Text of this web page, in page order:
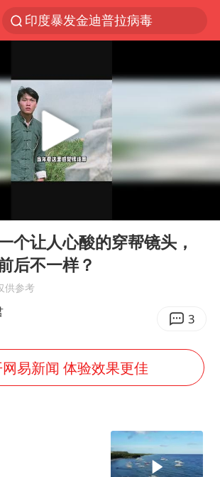
印度暴发金迪普拉病毒
郑国霖回应去景区上班被保安拦下
“梅姨”已是老年人 死刑或适用受限
“事业单位招聘不是人情买卖”
美国退回1000亿美元关税
杨某某拒服兵役 不得录用为公务员
新华社权威快报|我国编制完成新版全月地质图
知识产权强国建设驶入“快车道”
曝张一鸣下死命令：不依赖AI蒸馏技术
中国经济展现强大韧性和活力
个让人心酸的穿帮镜头，
后不一样？
供参考
3
易新闻 体验效果更佳